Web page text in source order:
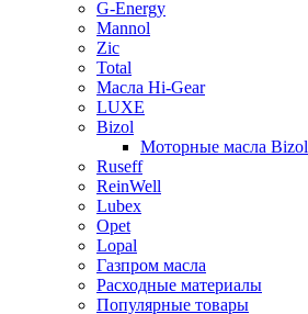
G-Energy
Mannol
Zic
Total
Масла Hi-Gear
LUXE
Bizol
Моторные масла Bizol
Ruseff
ReinWell
Lubex
Opet
Lopal
Газпром масла
Расходные материалы
Популярные товары